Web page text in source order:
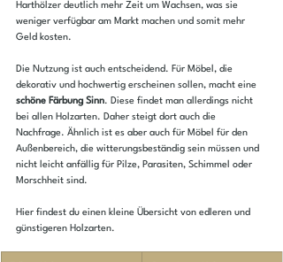
Harthölzer deutlich mehr Zeit um Wachsen, was sie
weniger verfügbar am Markt machen und somit mehr
Geld kosten.
Die Nutzung ist auch entscheidend. Für Möbel, die
dekorativ und hochwertig erscheinen sollen, macht eine
schöne Färbung Sinn. Diese findet man allerdings nicht
bei allen Holzarten. Daher steigt dort auch die
Nachfrage. Ähnlich ist es aber auch für Möbel für den
Außenbereich, die witterungsbeständig sein müssen und
nicht leicht anfällig für Pilze, Parasiten, Schimmel oder
Morschheit sind.
Hier findest du einen kleine Übersicht von edleren und
günstigeren Holzarten.